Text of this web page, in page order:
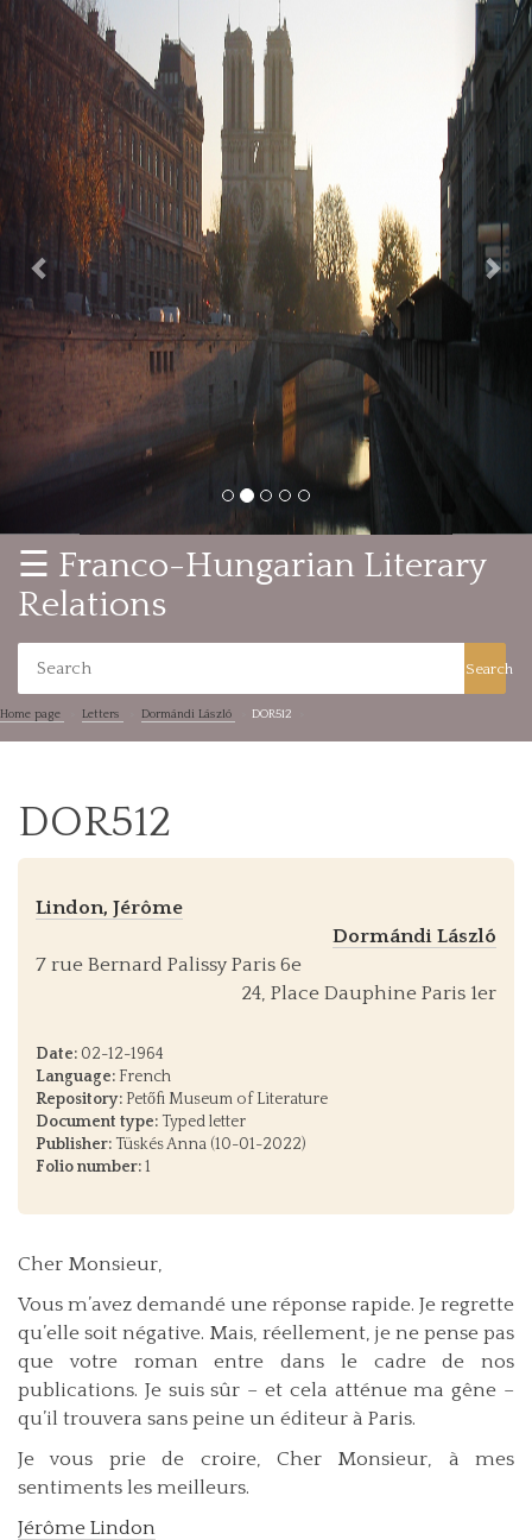
Previous
☰ Franco-Hungarian Literary
Relations
Search
Home page Letters Dormándi László DOR512
DOR512
Lindon, Jérôme
Dormándi László
7 rue Bernard Palissy Paris 6e
24, Place Dauphine Paris 1er
Date: 02-12-1964
Language: French
Repository: Petőfi Museum of Literature
Document type: Typed letter
Publisher: Tüskés Anna (10-01-2022)
Folio number:1
Cher Monsieur,
Vous m’avez demandé une réponse rapide. Je regrette
qu’elle soit négative. Mais, réellement, je ne pense pas
que votre roman entre dans le cadre de nos
publications. Je suis sûr – et cela atténue ma gêne –
qu’il trouvera sans peine un éditeur à Paris.
Je vous prie de croire, Cher Monsieur, à mes
sentiments les meilleurs.
Jérôme Lindon